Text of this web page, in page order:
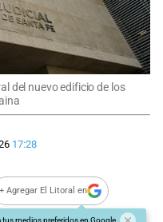
del nuevo edificio de los
17:28
+ Agregar El Litoral en
tus medios preferidos en Google